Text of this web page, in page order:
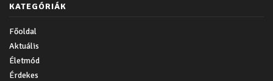
KATEGÓRIÁK
Főoldal
Aktuális
Életmód
Érdekes